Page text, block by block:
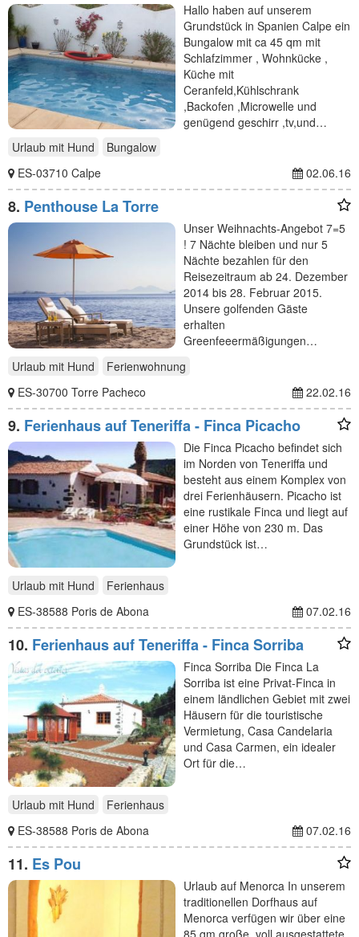
Hallo haben auf unserem
Grundstück in Spanien Calpe ein
Bungalow mit ca 45 qm mit
Schlafzimmer , Wohnkücke ,
Küche mit
Ceranfeld,Kühlschrank
,Backofen ,Microwelle und
genügend geschirr ,tv,und…
Urlaub mit Hund
Bungalow
ES-03710 Calpe
02.06.16
8. Penthouse La Torre
Unser Weihnachts-Angebot 7=5
! 7 Nächte bleiben und nur 5
Nächte bezahlen für den
Reisezeitraum ab 24. Dezember
2014 bis 28. Februar 2015.
Unsere golfenden Gäste
erhalten
Greenfeeermäßigungen…
Urlaub mit Hund
Ferienwohnung
ES-30700 Torre Pacheco
22.02.16
9. Ferienhaus auf Teneriffa - Finca Picacho
Die Finca Picacho befindet sich
im Norden von Teneriffa und
besteht aus einem Komplex von
drei Ferienhäusern. Picacho ist
eine rustikale Finca und liegt auf
einer Höhe von 230 m. Das
Grundstück ist…
Urlaub mit Hund
Ferienhaus
ES-38588 Poris de Abona
07.02.16
10. Ferienhaus auf Teneriffa - Finca Sorriba
Finca Sorriba Die Finca La
Sorriba ist eine Privat-Finca in
einem ländlichen Gebiet mit zwei
Häusern für die touristische
Vermietung, Casa Candelaria
und Casa Carmen, ein idealer
Ort für die…
Urlaub mit Hund
Ferienhaus
ES-38588 Poris de Abona
07.02.16
11. Es Pou
Urlaub auf Menorca In unserem
traditionellen Dorfhaus auf
Menorca verfügen wir über eine
85 qm große, voll ausgestattete